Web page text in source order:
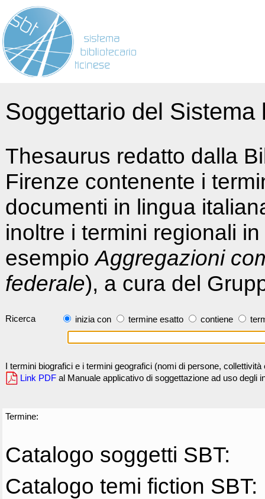
Soggettario del
Thesaurus redatto dalla
Firenze contenente i
documenti in lingua
inoltre i termini regionali
esempioAggregazioni
federale), a cura del
Ricerca inizia con termine esatto contiene
I termini biografici e i termini geografici (nomi di persone,
Link PDF al Manuale applicativo di soggettazione ad uso degli
Termine:
Catalogo soggetti SBT:
Catalogo temi fiction SBT: